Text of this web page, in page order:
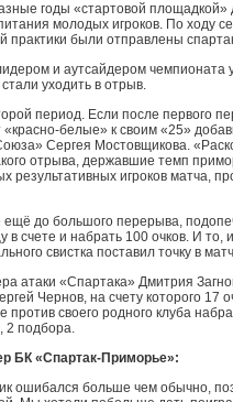
годы «стартовой площадкой»
молодых игроков. По ходу
практики были отправлены
и аутсайдером чемпионата
уходить в отрыв.
период. Если после первого
«красно-белые» к своим «25»
Сергея Мостовщикова.
отрыва, державшие темп
результативных игроков матча,
до большого перерыва,
в счете и набрать 100 очков. И
свистка поставил точку в
атаки «Спартака» Дмитрия
Чернов, на счету которого 17
против своего родного клуба
2 подбора.
БК «Спартак-Приморье»:
ошибался больше чем обычно,